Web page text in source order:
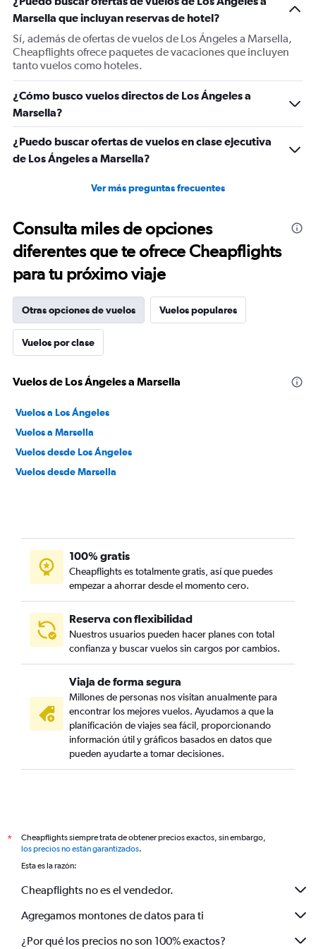
Y
axis
displaying
values.
Range:
0
1500.
Marsella que incluyan reservas de hotel?
Sí, además de ofertas de vuelos de Los Ángeles a Marsella,
Cheapflights ofrece paquetes de vacaciones que incluyen
tanto vuelos como hoteles.
¿Cómo busco vuelos directos de Los Ángeles a
Marsella?
¿Puedo buscar ofertas de vuelos en clase ejecutiva
de Los Ángeles a Marsella?
Ver más preguntas frecuentes
Consulta miles de opciones
diferentes que te ofrece Cheapflights
para tu próximo viaje
Otras opciones de vuelos Vuelos populares
Vuelos por clase
Vuelos de Los Ángeles a Marsella
Vuelos a Los Ángeles
Vuelos a Marsella
Vuelos desde Los Ángeles
Vuelos desde Marsella
100% gratis
Cheapflights es totalmente gratis, así que puedes
empezar a ahorrar desde el momento cero.
Reserva con flexibilidad
Nuestros usuarios pueden hacer planes con total
confianza y buscar vuelos sin cargos por cambios.
Viaja de forma segura
Millones de personas nos visitan anualmente para
encontrar los mejores vuelos. Ayudamos a que la
planificación de viajes sea fácil, proporcionando
información útil y gráficos basados en datos que
pueden ayudarte a tomar decisiones.
*
Cheapflights siempre trata de obtener precios exactos, sin embargo,
los precios no están garantizados.
Esta es la razón:
Cheapflights no es el vendedor.
Agregamos montones de datos para ti
¿Por qué los precios no son 100% exactos?